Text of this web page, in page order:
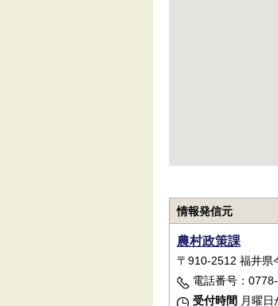
情報発信元
農村政策課
〒910-2512 福井県
電話番号：
受付時間 月曜